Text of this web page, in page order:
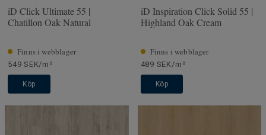
iD Click Ultimate 55 |
Chatillon Oak Natural
Finns i webblager
549 SEK/m²
Köp
iD Inspiration Click Solid 55 |
Highland Oak Cream
Finns i webblager
489 SEK/m²
Köp